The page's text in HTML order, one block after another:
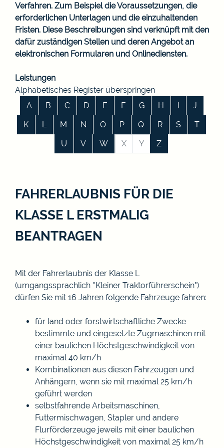
Verfahren. Zum Beispiel die Voraussetzungen, die
erforderlichen Unterlagen und die einzuhaltenden
Fristen. Diese Beschreibungen sind verknüpft mit den
dafür zuständigen Stellen und deren Angebot an
elektronischen Formularen und Onlinediensten.
Leistungen
Alphabetisches Register überspringen
A
B C D E F G H I
J
K
L M N O P Q R S
T
U
V W X Y Z
FAHRERLAUBNIS FÜR DIE
KLASSE L ERSTMALIG
BEANTRAGEN
Mit der Fahrerlaubnis der Klasse L
(umgangssprachlich ''Kleiner Traktorführerschein")
dürfen Sie mit 16 Jahren folgende Fahrzeuge fahren:
für land oder forstwirtschaftliche Zwecke
bestimmte und eingesetzte Zugmaschinen mit
einer baulichen Höchstgeschwindigkeit von
maximal 40 km/h
Kombinationen aus diesen Fahrzeugen und
Anhängern, wenn sie mit maximal 25 km/h
geführt werden
selbstfahrende Arbeitsmaschinen,
Futtermischwagen, Stapler und andere
Flurförderzeuge jeweils mit einer baulichen
Höchstgeschwindigkeit von maximal 25 km/h